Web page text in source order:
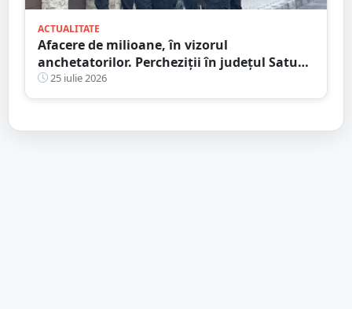
ACTUALITATE
Afacere de milioane, în vizorul
anchetatorilor. Percheziții în județul Satu
Mare, mai multe rețineri
25 iulie 2026